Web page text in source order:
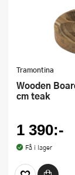
Tramontina
Wooden Board serveringsfat 31,5
cm teak
1 390:-
Få i lager